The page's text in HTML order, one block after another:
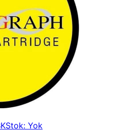
Stok: Yok